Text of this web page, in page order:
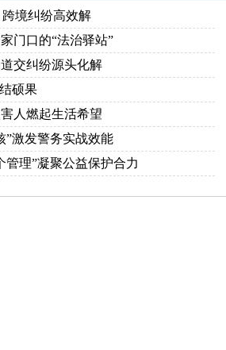
跨境纠纷高效解
门口的“法治驿站”
交纠纷源头化解
硕果
人燃起生活希望
”激发警务实战效能
管理”凝聚公益保护合力